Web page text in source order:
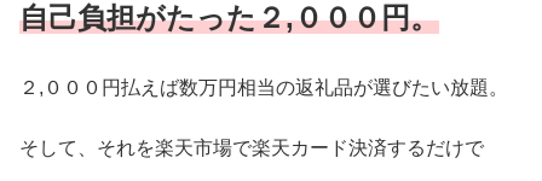
自己負担がたった２,０００円。
２,０００円払えば数万円相当の返礼品が選びたい放題。
そして、それを楽天市場で楽天カード決済するだけで